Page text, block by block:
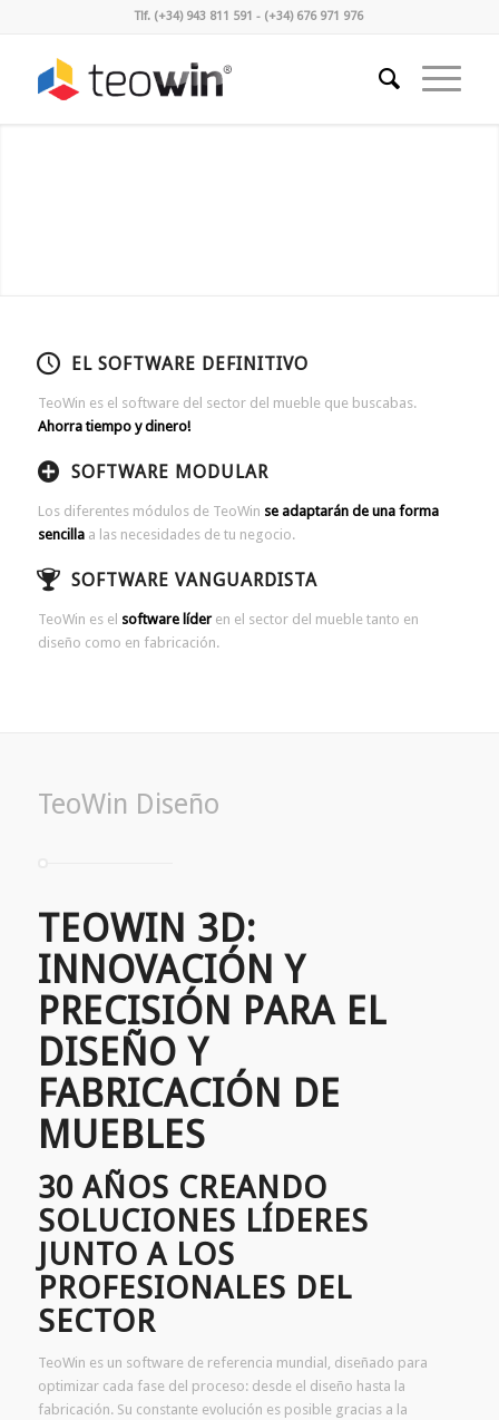
Tlf. (+34) 943 811 591 - (+34) 676 971 976
EL SOFTWARE DEFINITIVO
TeoWin es el software del sector del mueble que buscabas.
Ahorra tiempo y dinero!
SOFTWARE MODULAR
Los diferentes módulos de TeoWin se adaptarán de una forma
sencillaa las necesidades de tu negocio.
SOFTWARE VANGUARDISTA
TeoWin es el software líderen el sector del mueble tanto en
diseño como en fabricación.
TeoWin Diseño
TEOWIN 3D:
INNOVACIÓN Y
PRECISIÓN PARA EL
DISEÑO Y
FABRICACIÓN DE
MUEBLES
30 AÑOS CREANDO
SOLUCIONES LÍDERES
JUNTO A LOS
PROFESIONALES DEL
SECTOR
TeoWin es un software de referencia mundial, diseñado para
optimizar cada fase del proceso: desde el diseño hasta la
fabricación. Su constante evolución es posible gracias a la